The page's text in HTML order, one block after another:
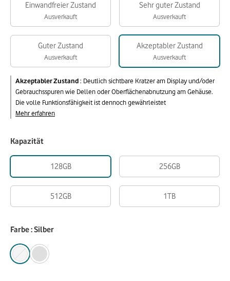
Einwandfreier Zustand
Ausverkauft
Sehr guter Zustand
Ausverkauft
Guter Zustand
Ausverkauft
Akzeptabler Zustand
Ausverkauft
Akzeptabler Zustand: Deutlich sichtbare Kratzer am Display und/oder
Gebrauchsspuren wie Dellen oder Oberflächenabnutzung am Gehäuse.
Die volle Funktionsfähigkeit ist dennoch gewährleistet
Mehr erfahren
Kapazität
128GB 256GB
512GB 1TB
Farbe : Silber